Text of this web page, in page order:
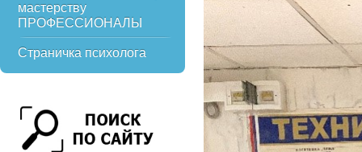
мастерству
ПРОФЕССИОНАЛЫ
Страничка психолога